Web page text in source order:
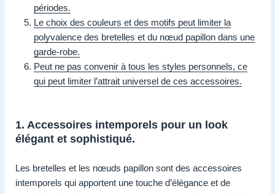
périodes.
Le choix des couleurs et des motifs peut limiter la
polyvalence des bretelles et du nœud papillon dans une
garde-robe.
Peut ne pas convenir à tous les styles personnels, ce
qui peut limiter l’attrait universel de ces accessoires.
1. Accessoires intemporels pour un look
élégant et sophistiqué.
Les bretelles et les nœuds papillon sont des accessoires
intemporels qui apportent une touche d’élégance et de